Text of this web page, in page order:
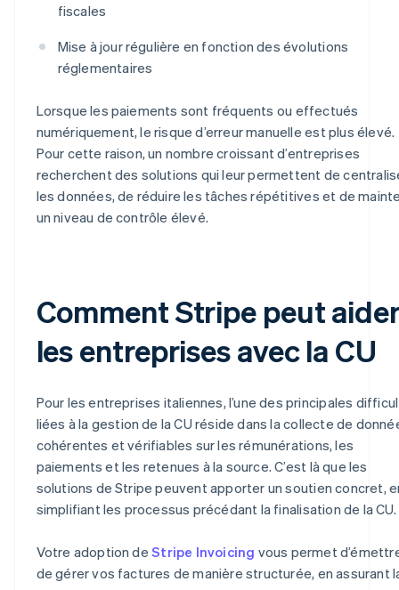
fiscales
Mise à jour régulière en fonction des évolutions
réglementaires
Lorsque les paiements sont fréquents ou effectués
numériquement, le risque d’erreur manuelle est plus élevé.
Pour cette raison, un nombre croissant d’entreprises
recherchent des solutions qui leur permettent de
les données, de réduire les tâches répétitives et de
un niveau de contrôle élevé.
Comment Stripe peut
les entreprises avec la CU
Pour les entreprises italiennes, l’une des principales
liées à la gestion de la CU réside dans la collecte de
cohérentes et vérifiables sur les rémunérations, les
paiements et les retenues à la source. C’est là que les
solutions de Stripe peuvent apporter un soutien concret,
simplifiant les processus précédant la finalisation de la CU.
Votre adoption deStripe Invoicing vous permet
de gérer vos factures de manière structurée, en assurant